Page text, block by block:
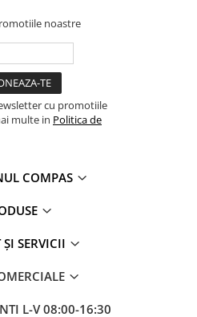
noastre
cu promotiile
multe in Politica de
COMPAS
ȘI SERVICII
L-V 08:00-16:30